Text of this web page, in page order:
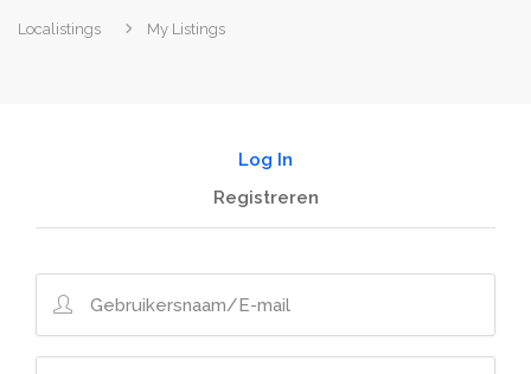
Localistings My Listings
Log In
Registreren